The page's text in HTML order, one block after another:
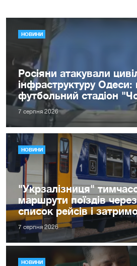
НОВИНИ
Росіяни атакували
інфраструктуру
футбольний стадіон
7 серпня 2026
НОВИНИ
"Укрзалізниця"
маршрути поїздів
список рейсів і
7 серпня 2026
НОВИНИ